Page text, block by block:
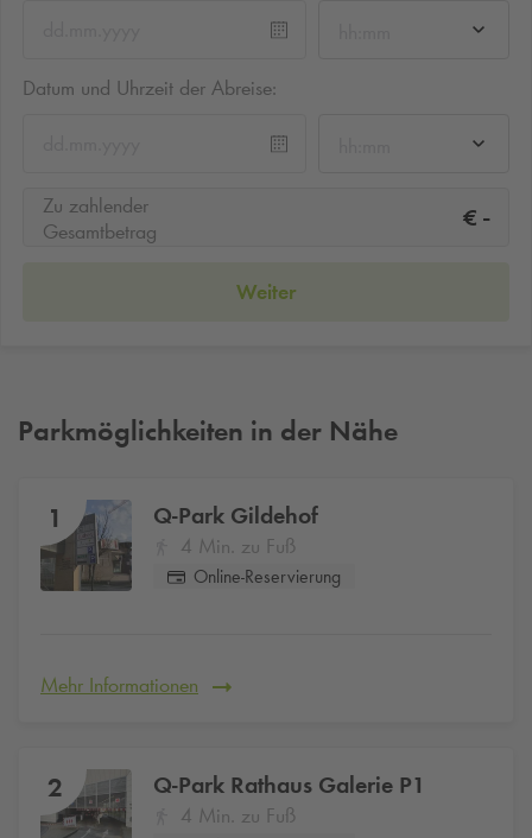
Datum und Uhrzeit der Abreise:
Zu zahlender
Gesamtbetrag
€ -
Weiter
Parkmöglichkeiten in der Nähe
1 Q-Park Gildehof
4 Min. zu Fuß
Online-Reservierung
Mehr Informationen
2 Q-Park Rathaus Galerie P1
4 Min. zu Fuß